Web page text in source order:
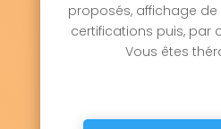
proposés, affichage
certifications puis, par
Vous êtes